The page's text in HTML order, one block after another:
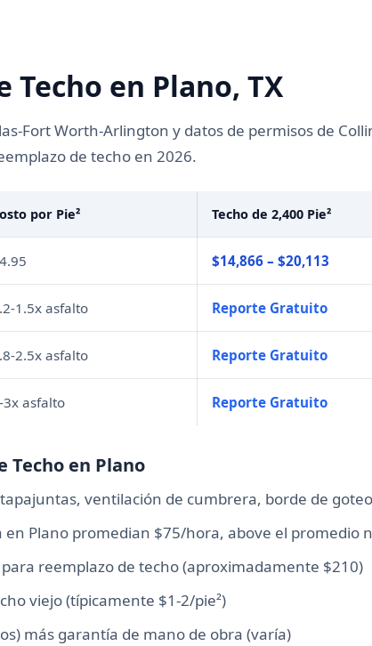
Techo en Plano, TX
Fort Worth-Arlington y datos de permisos de
de techo en 2026.
por Pie² Techo de 2,400 Pie²
$14,866 – $20,113
1.5x asfalto Reporte Gratuito
2.5x asfalto Reporte Gratuito
3x asfalto Reporte Gratuito
Techo en Plano
ventilación de cumbrera, borde de goteo
en Plano promedian $75/hora, above el promedio
reemplazo de techo (aproximadamente $210)
viejo (típicamente $1-2/pie²)
más garantía de mano de obra (varía)